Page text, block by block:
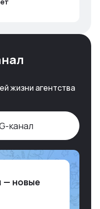
жизни агентства
канал
— новые